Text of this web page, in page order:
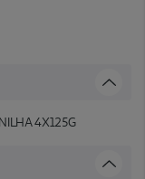
4X125G